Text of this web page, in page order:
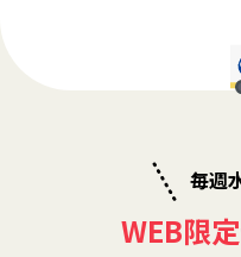
毎週
WEB限定